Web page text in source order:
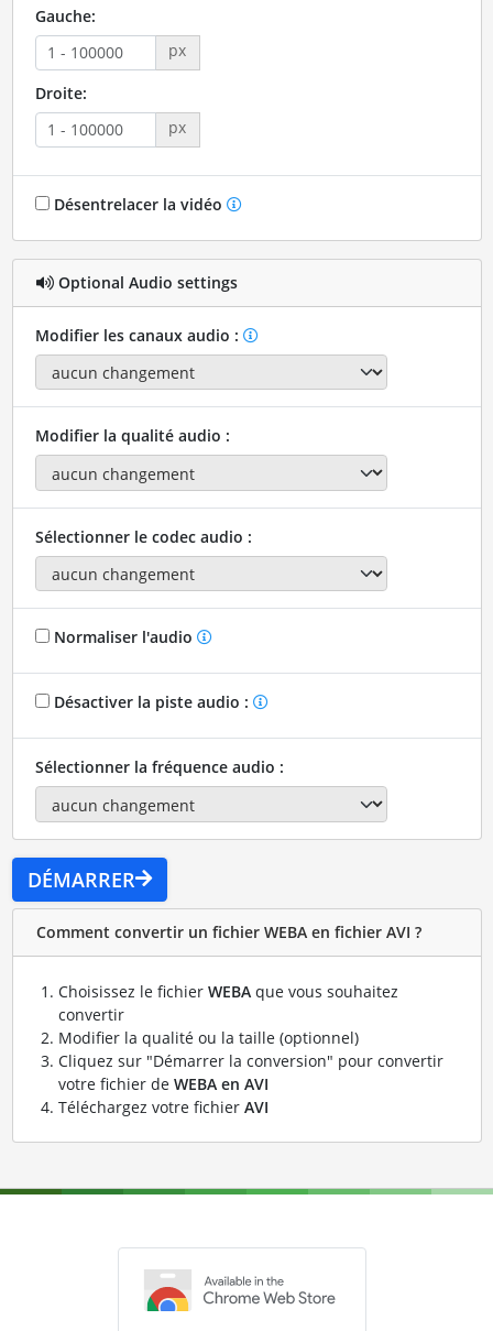
Gauche:
px
Droite:
px
Désentrelacer la vidéo
Optional Audio settings
Modifier les canaux audio :
Modifier la qualité audio :
Sélectionner le codec audio :
Normaliser l'audio
Désactiver la piste audio :
Sélectionner la fréquence audio :
DÉMARRER
Comment convertir un fichier WEBA en fichier AVI ?
Choisissez le fichier WEBAque vous souhaitez
convertir
Modifier la qualité ou la taille (optionnel)
Cliquez sur "Démarrer la conversion" pour convertir
votre fichier de WEBA en AVI
Téléchargez votre fichier AVI